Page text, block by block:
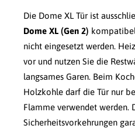
Die Dome XL Tür ist
Dome XL (Gen 2)
nicht eingesetzt werden.
vor und nutzen Sie die
langsames Garen. Beim
Holzkohle darf die Tür nur
Flamme verwendet werden.
Sicherheitsvorkehrungen